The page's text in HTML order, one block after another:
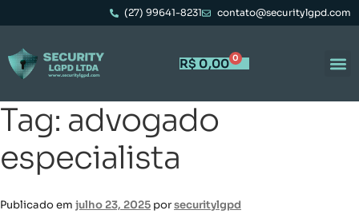
(27) 99641-8231 contato@securitylgpd.com
R$ 0,00 0
Tag: advogado
especialista
Publicado em julho 23, 2025 porsecuritylgpd